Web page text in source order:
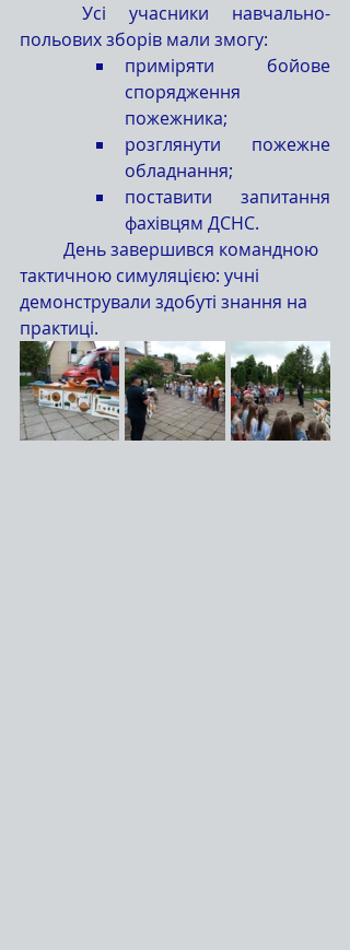
польових зборів мали змогу:
приміряти бойове
спорядження
пожежника;
розглянути пожежне
обладнання;
поставити запитання
фахівцям ДСНС.
тактичною симуляцією: учні
демонстрували здобуті знання на
практиці.